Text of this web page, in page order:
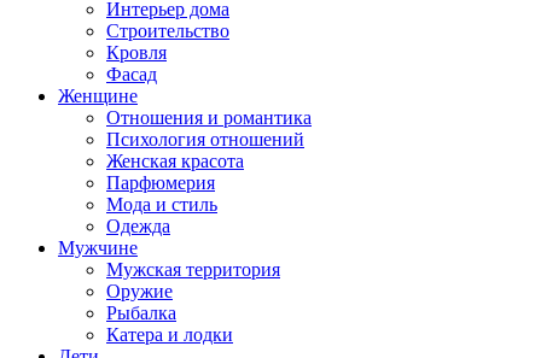
Интерьер дома
Строительство
Кровля
Фасад
Женщине
Отношения и романтика
Психология отношений
Женская красота
Парфюмерия
Мода и стиль
Одежда
Мужчине
Мужская территория
Оружие
Рыбалка
Катера и лодки